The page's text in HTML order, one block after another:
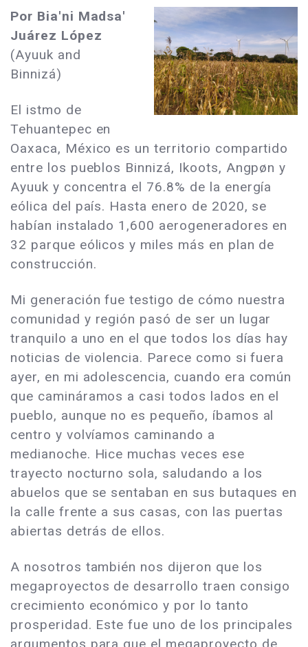
Por Bia'ni Madsa'
Juárez López
(Ayuuk and
Binnizá)
El istmo de
Tehuantepec en
Oaxaca, México es un territorio compartido
entre los pueblos Binnizá, Ikoots, Angpøn y
Ayuuk y concentra el 76.8% de la energía
eólica del país. Hasta enero de 2020, se
habían instalado 1,600 aerogeneradores en
32 parque eólicos y miles más en plan de
construcción.
Mi generación fue testigo de cómo nuestra
comunidad y región pasó de ser un lugar
tranquilo a uno en el que todos los días hay
noticias de violencia. Parece como si fuera
ayer, en mi adolescencia, cuando era común
que camináramos a casi todos lados en el
pueblo, aunque no es pequeño, íbamos al
centro y volvíamos caminando a
medianoche. Hice muchas veces ese
trayecto nocturno sola, saludando a los
abuelos que se sentaban en sus butaques en
la calle frente a sus casas, con las puertas
abiertas detrás de ellos.
A nosotros también nos dijeron que los
megaproyectos de desarrollo traen consigo
crecimiento económico y por lo tanto
prosperidad. Este fue uno de los principales